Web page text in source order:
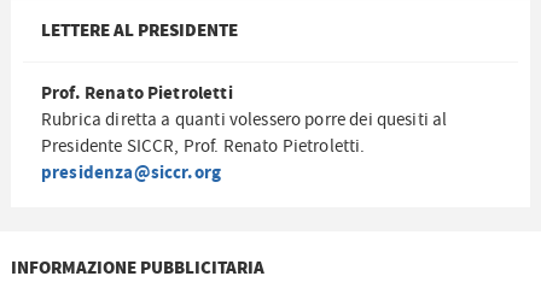
LETTERE AL PRESIDENTE
Prof. Renato Pietroletti
Rubrica diretta a quanti volessero porre dei quesiti al
Presidente SICCR, Prof. Renato Pietroletti.
presidenza@siccr.org
INFORMAZIONE PUBBLICITARIA